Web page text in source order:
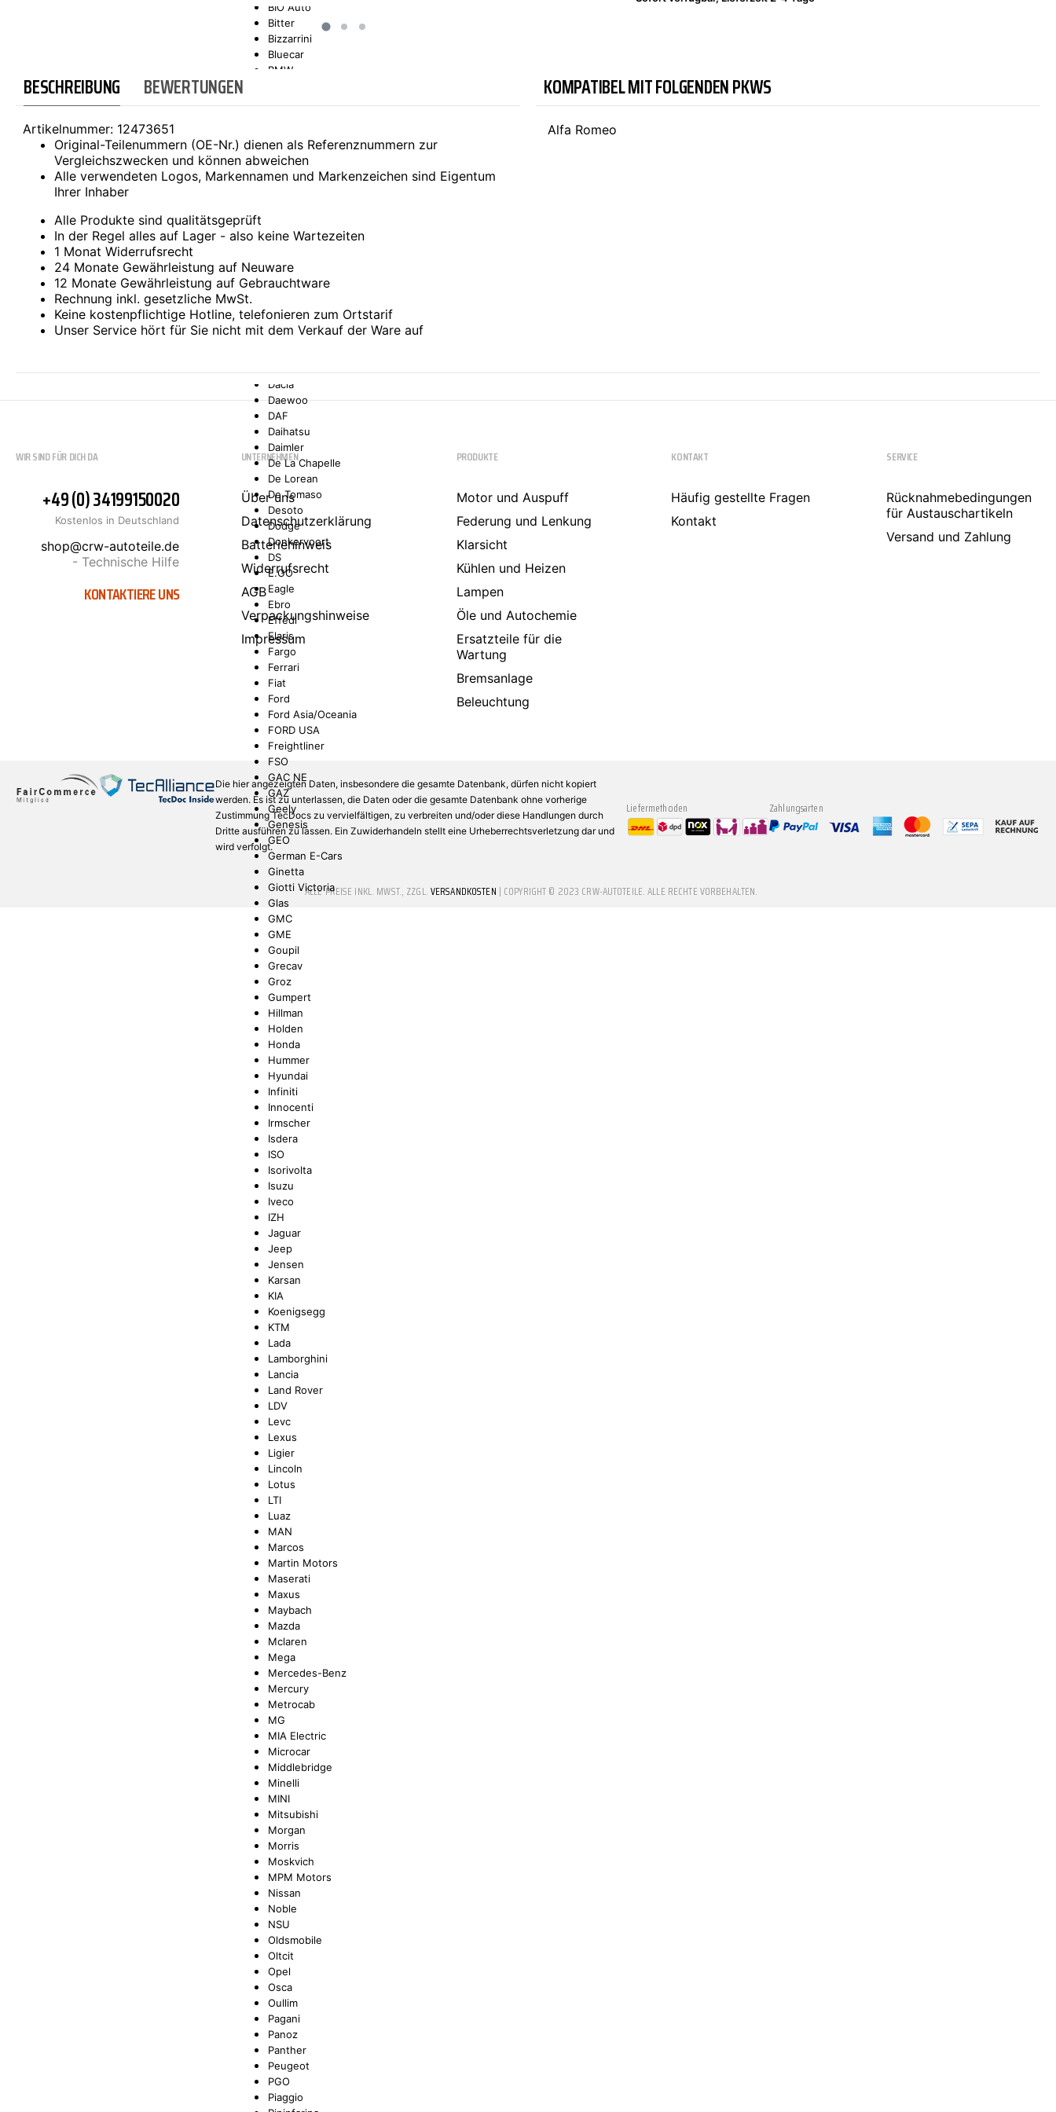
SONAX
BIO Auto
Bitter
Bizzarrini
Bluecar
BMW
Bugatti
Buick
Cadillac
Caterham
Chatenet
Checker
Chrysler
Citroën
Dacia
Daewoo
DAF
Daihatsu
Daimler
De La Chapelle
De Lorean
De Tomaso
Desoto
Dodge
Donkervoort
DS
E.GO
Eagle
Ebro
Effedi
Elaris
Fargo
Ferrari
Fiat
Ford
Ford Asia/Oceania
FORD USA
Freightliner
FSO
GAC NE
GAZ
Geely
Genesis
GEO
German E-Cars
Ginetta
Giotti Victoria
Glas
GMC
GME
Goupil
Grecav
Groz
Gumpert
Hillman
Holden
Honda
Hummer
Hyundai
Infiniti
Innocenti
Irmscher
Isdera
ISO
Isorivolta
Isuzu
Iveco
IZH
Jaguar
Jeep
Jensen
Karsan
KIA
Koenigsegg
KTM
Lada
Lamborghini
Lancia
Land Rover
LDV
Levc
Lexus
Ligier
Lincoln
Lotus
LTI
Luaz
MAN
Marcos
Martin Motors
Maserati
Maxus
Maybach
Mazda
Mclaren
Mega
Mercedes-Benz
Mercury
Metrocab
MG
MIA Electric
Microcar
Middlebridge
Minelli
MINI
Mitsubishi
Morgan
Morris
Moskvich
MPM Motors
Nissan
Noble
NSU
Oldsmobile
Oltcit
Opel
Osca
Oullim
Pagani
Panoz
Panther
Peugeot
PGO
Piaggio
BESCHREIBUNG BEWERTUNGEN
Artikelnummer: 12473651
Original-Teilenummern (OE-Nr.) dienen als Referenznummern zur
Vergleichszwecken und können abweichen
Alle verwendeten Logos, Markennamen und Markenzeichen sind Eigentum
Ihrer Inhaber
Alle Produkte sind qualitätsgeprüft
In der Regel alles auf Lager - also keine Wartezeiten
1 Monat Widerrufsrecht
24 Monate Gewährleistung auf Neuware
12 Monate Gewährleistung auf Gebrauchtware
Rechnung inkl. gesetzliche MwSt.
Keine kostenpflichtige Hotline, telefonieren zum Ortstarif
Unser Service hört für Sie nicht mit dem Verkauf der Ware auf
KOMPATIBEL MIT FOLGENDEN PKWS
Alfa Romeo
WIR SIND FÜR DICH DA
+49 (0) 34199150020
Kostenlos in Deutschland
shop@crw-autoteile.de
- Technische Hilfe
KONTAKTIERE UNS
UNTERNEHMEN
Über uns
Datenschutzerklärung
Batteriehinweis
Widerrufsrecht
AGB
Verpackungshinweise
Impressum
PRODUKTE
Motor und Auspuff
Federung und Lenkung
Klarsicht
Kühlen und Heizen
Lampen
Öle und Autochemie
Ersatzteile für die
Wartung
Bremsanlage
Beleuchtung
KONTAKT
Häufig gestellte Fragen
Kontakt
SERVICE
Rücknahmebedingungen
für Austauschartikeln
Versand und Zahlung
Die hier angezeigten Daten, insbesondere die gesamte Datenbank, dürfen nicht kopiert
werden. Es ist zu unterlassen, die Daten oder die gesamte Datenbank ohne vorherige
Zustimmung TecDocs zu vervielfältigen, zu verbreiten und/oder diese Handlungen durch
Dritte ausführen zu lassen. Ein Zuwiderhandeln stellt eine Urheberrechtsverletzung dar und
wird verfolgt.
Liefermethoden Zahlungsarten
* ALLE PREISE INKL. MWST., ZZGL.VERSANDKOSTEN | COPYRIGHT © 2023 CRW-AUTOTEILE. ALLE RECHTE VORBEHALTEN.